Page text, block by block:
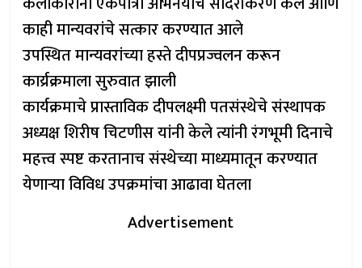
काही मान्यवरांचे सत्कार करण्यात आले
उपस्थित मान्यवरांच्या हस्ते दीपप्रज्वलन करून
कार्य्रक्रमाला सुरुवात झाली
कार्यक्रमाचे प्रास्ताविक दीपलक्ष्मी पतसंस्थेचे संस्थापक
अध्यक्ष शिरीष चिटणीस यांनी केले त्यांनी रंगभूमी दिनाचे
महत्त्व स्पष्ट करतानाच संस्थेच्या माध्यमातून करण्यात
येणाऱ्या विविध उपक्रमांचा आढावा घेतला
Advertisement